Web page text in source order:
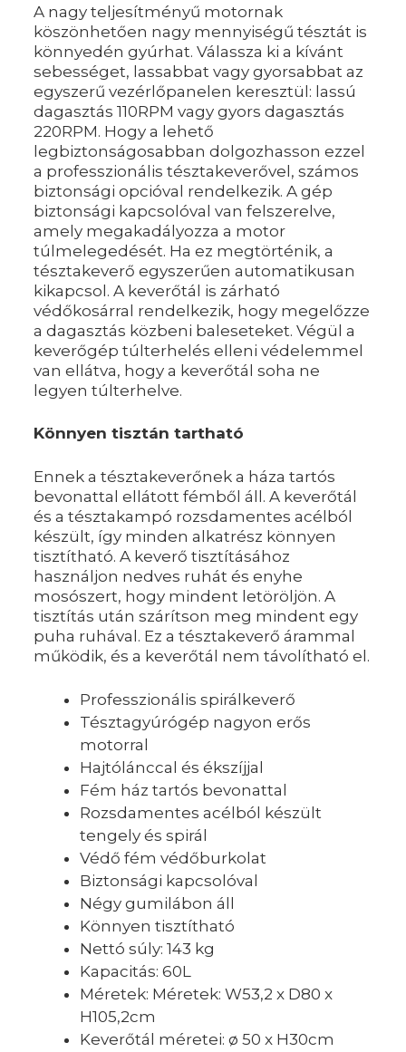
A nagy teljesítményű motornak
köszönhetően nagy mennyiségű tésztát is
könnyedén gyúrhat. Válassza ki a kívánt
sebességet, lassabbat vagy gyorsabbat az
egyszerű vezérlőpanelen keresztül: lassú
dagasztás 110RPM vagy gyors dagasztás
220RPM. Hogy a lehető
legbiztonságosabban dolgozhasson ezzel
a professzionális tésztakeverővel, számos
biztonsági opcióval rendelkezik. A gép
biztonsági kapcsolóval van felszerelve,
amely megakadályozza a motor
túlmelegedését. Ha ez megtörténik, a
tésztakeverő egyszerűen automatikusan
kikapcsol. A keverőtál is zárható
védőkosárral rendelkezik, hogy megelőzze
a dagasztás közbeni baleseteket. Végül a
keverőgép túlterhelés elleni védelemmel
van ellátva, hogy a keverőtál soha ne
legyen túlterhelve.
Könnyen tisztán tartható
Ennek a tésztakeverőnek a háza tartós
bevonattal ellátott fémből áll. A keverőtál
és a tésztakampó rozsdamentes acélból
készült, így minden alkatrész könnyen
tisztítható. A keverő tisztításához
használjon nedves ruhát és enyhe
mosószert, hogy mindent letöröljön. A
tisztítás után szárítson meg mindent egy
puha ruhával. Ez a tésztakeverő árammal
működik, és a keverőtál nem távolítható el.
Professzionális spirálkeverő
Tésztagyúrógép nagyon erős
motorral
Hajtólánccal és ékszíjjal
Fém ház tartós bevonattal
Rozsdamentes acélból készült
tengely és spirál
Védő fém védőburkolat
Biztonsági kapcsolóval
Négy gumilábon áll
Könnyen tisztítható
Nettó súly: 143 kg
Kapacitás: 60L
Méretek: Méretek: W53,2 x D80 x
H105,2cm
Keverőtál méretei: ø 50 x H30cm